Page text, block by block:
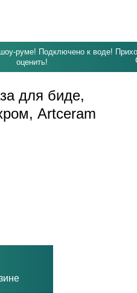
руме! Подключено к воде!
оценить!
для биде,
Artceram